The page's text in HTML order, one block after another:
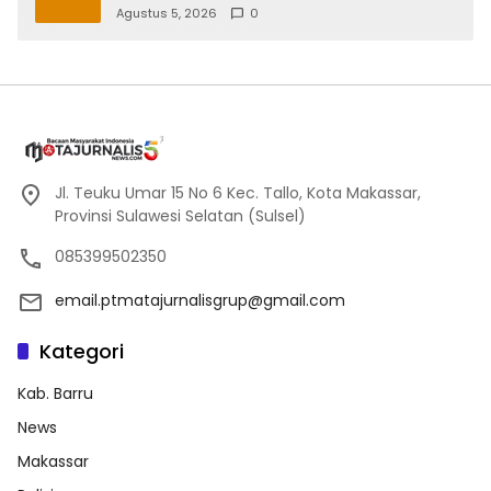
Online di Maros
Agustus 5, 2026 0
Jl. Teuku Umar 15 No 6 Kec. Tallo, Kota Makassar,
Provinsi Sulawesi Selatan (Sulsel)
085399502350
email.ptmatajurnalisgrup@gmail.com
Kategori
Kab. Barru
News
Makassar